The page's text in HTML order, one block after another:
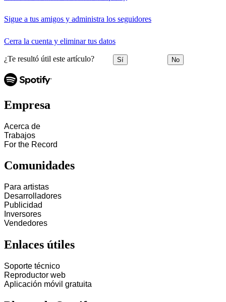
Sigue a tus amigos y administra los seguidores
Cerra la cuenta y eliminar tus datos
¿Te resultó útil este artículo? Sí No
Empresa
Acerca de
Trabajos
For the Record
Comunidades
Para artistas
Desarrolladores
Publicidad
Inversores
Vendedores
Enlaces útiles
Soporte técnico
Reproductor web
Aplicación móvil gratuita